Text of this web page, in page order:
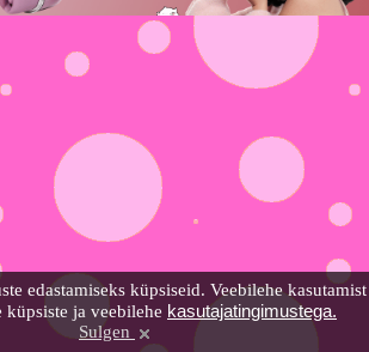
edastamiseks küpsiseid. Veebilehe kasutamist
küpsiste ja veebilehe kasutajatingimustega.
Sulgen